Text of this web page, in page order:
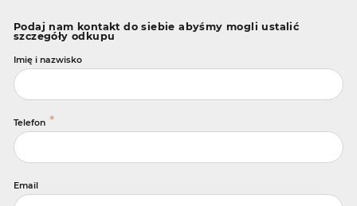
Podaj nam kontakt do siebie abyśmy mogli ustalić
szczegóły odkupu
Imię i nazwisko
Telefon *
Email